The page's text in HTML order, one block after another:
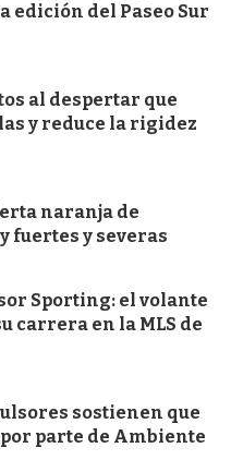
edición del Paseo Sur
al despertar que
y reduce la rigidez
naranja de
fuertes y severas
Sporting: el volante
carrera en la MLS de
sostienen que
parte de Ambiente